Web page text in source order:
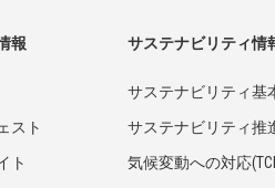
報
スト
ト
サステナビリティ情
サステナビリティ基
サステナビリティ推
気候変動への対応